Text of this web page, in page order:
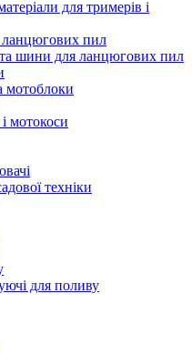
для тримерів і
ланцюгових пил
шини для ланцюгових пил
мотоблоки
мотокоси
техніки
для поливу